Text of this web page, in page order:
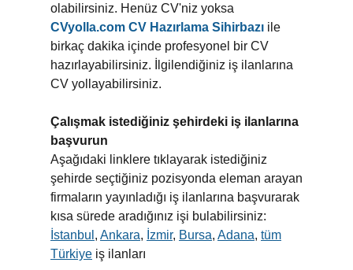
olabilirsiniz. Henüz CV'niz yoksa
CVyolla.com CV Hazırlama Sihirbazı ile
birkaç dakika içinde profesyonel bir CV
hazırlayabilirsiniz. İlgilendiğiniz iş ilanlarına
CV yollayabilirsiniz.
Çalışmak istediğiniz şehirdeki iş ilanlarına
başvurun
Aşağıdaki linklere tıklayarak istediğiniz
şehirde seçtiğiniz pozisyonda eleman arayan
firmaların yayınladığı iş ilanlarına başvurarak
kısa sürede aradığınız işi bulabilirsiniz:
İstanbul , Ankara, İzmir, Bursa, Adana, tüm
Türkiye iş ilanları